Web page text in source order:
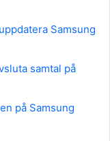
Samsung
samtal på
på Samsung